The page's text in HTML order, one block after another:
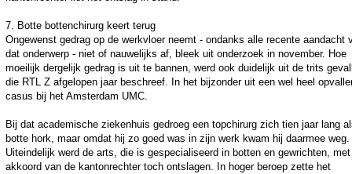
7. Botte bottenchirurg keert terug
Ongewenst gedrag op de werkvloer neemt - ondanks alle recente aandacht
dat onderwerp - niet of nauwelijks af, bleek uit onderzoek in november. Hoe
moeilijk dergelijk gedrag is uit te bannen, werd ook duidelijk uit de trits
die RTL Z afgelopen jaar beschreef. In het bijzonder uit een wel heel
casus bij het Amsterdam UMC.
Bij dat academische ziekenhuis gedroeg een topchirurg zich tien jaar lang
botte hork, maar omdat hij zo goed was in zijn werk kwam hij daarmee weg.
Uiteindelijk werd de arts, die is gespecialiseerd in botten en gewrichten, met
akkoord van de kantonrechter toch ontslagen. In hoger beroep zette het